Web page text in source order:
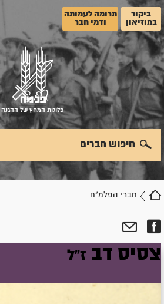
ביקור
במוזיאון
תרומה לעמותה
ודמי חבר
פלוגות המחץ של ההגנה
חברי הפלמ"ח
חיפוש חברים
צסיס דב ז"ל